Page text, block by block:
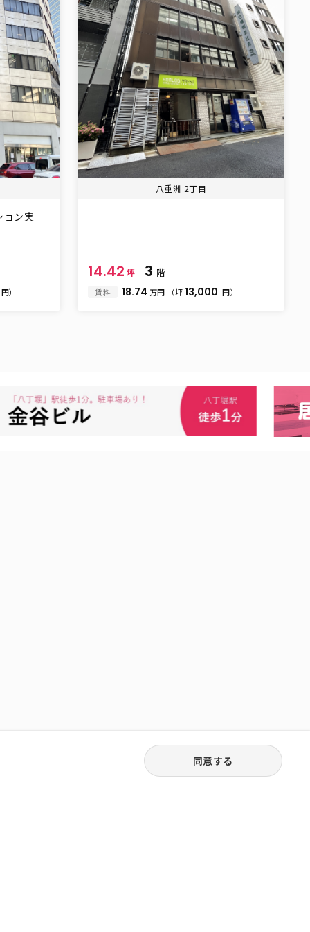
ョン実
円）
八重洲 2丁目
14.42 坪 3 階
賃料 18.74 万円 （坪 13,000 円）
同意する